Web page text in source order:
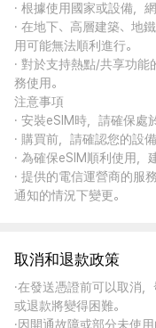
· 根據使用國家或設備，
· 在地下、高層建築、地
用可能無法順利進行。
· 對於支持熱點/共享功
務使用。
注意事項
· 安裝eSIM時，請確保處
· 購買前，請確認您的設
· 為確保eSIM順利使用，
· 提供的電信運營商的服
通知的情況下變更。
取消和退款政策
·在發送憑證前可以取消
或退款將變得困難。
·因開通故障或部分未使